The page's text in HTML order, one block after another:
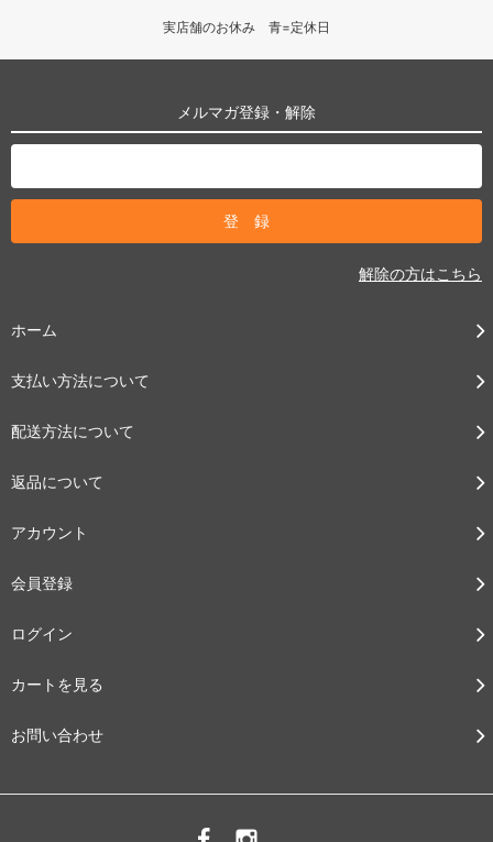
実店舗のお休み 青=定休日
メルマガ登録・解除
解除の方はこちら
ホーム
支払い方法について
配送方法について
返品について
アカウント
会員登録
ログイン
カートを見る
お問い合わせ